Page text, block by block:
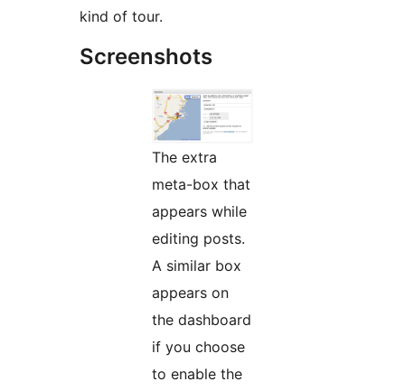
kind of tour.
Screenshots
The extra
meta-box that
appears while
editing posts.
A similar box
appears on
the dashboard
if you choose
to enable the